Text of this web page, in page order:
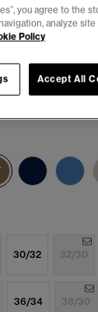
selezionato
30/32 32/30
36/34 38/30
you agree to the
analyze site
Policy
Accept All